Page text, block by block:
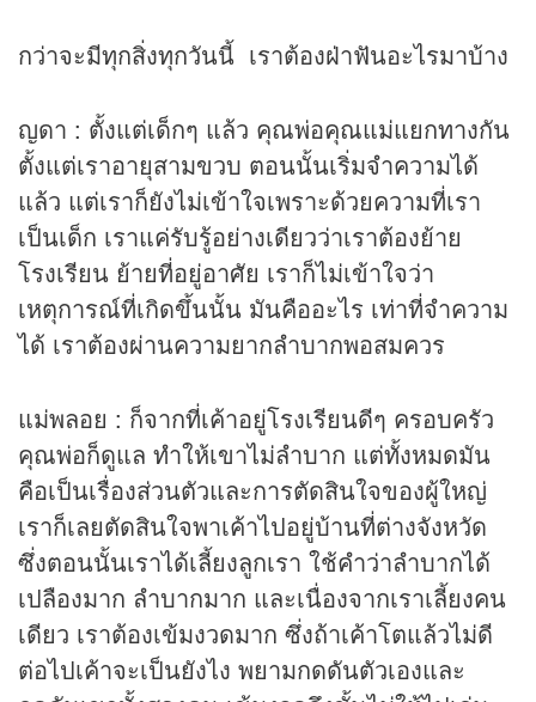
กว่าจะมีทุกสิ่งทุกวันนี้ เราต้องฝ่าฟันอะไรมาบ้าง
ญดา : ตั้งแต่เด็กๆ แล้ว คุณพ่อคุณแม่แยกทางกัน
ตั้งแต่เราอายุสามขวบ ตอนนั้นเริ่มจำความได้
แล้ว แต่เราก็ยังไม่เข้าใจเพราะด้วยความที่เรา
เป็นเด็ก เราแค่รับรู้อย่างเดียวว่าเราต้องย้าย
โรงเรียน ย้ายที่อยู่อาศัย เราก็ไม่เข้าใจว่า
เหตุการณ์ที่เกิดขึ้นนั้น มันคืออะไร เท่าที่จำความ
ได้ เราต้องผ่านความยากลำบากพอสมควร
แม่พลอย : ก็จากที่เค้าอยู่โรงเรียนดีๆ ครอบครัว
คุณพ่อก็ดูแล ทำให้เขาไม่ลำบาก แต่ทั้งหมดมัน
คือเป็นเรื่องส่วนตัวและการตัดสินใจของผู้ใหญ่
เราก็เลยตัดสินใจพาเค้าไปอยู่บ้านที่ต่างจังหวัด
ซึ่งตอนนั้นเราได้เลี้ยงลูกเรา ใช้คำว่าลำบากได้
เปลืองมาก ลำบากมาก และเนื่องจากเราเลี้ยงคน
เดียว เราต้องเข้มงวดมาก ซึ่งถ้าเค้าโตแล้วไม่ดี
ต่อไปเค้าจะเป็นยังไง พยามกดดันตัวเองและ